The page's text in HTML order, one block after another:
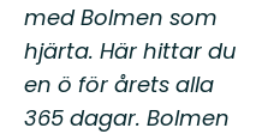
med Bolmen som
hjärta. Här hittar du
en ö för årets alla
365 dagar. Bolmen